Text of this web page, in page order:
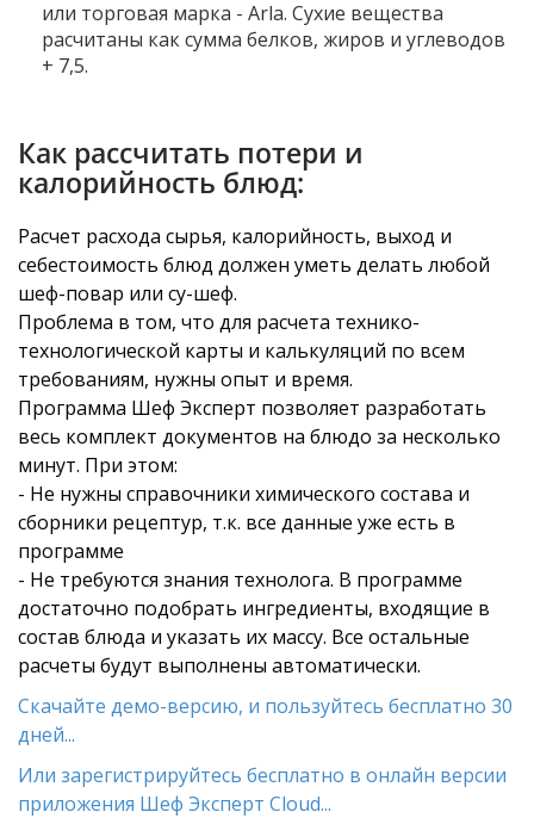
или торговая марка - Arla. Сухие вещества
расчитаны как сумма белков, жиров и углеводов
+ 7,5.
Как рассчитать потери и
калорийность блюд:
Расчет расхода сырья, калорийность, выход и
себестоимость блюд должен уметь делать любой
шеф-повар или су-шеф.
Проблема в том, что для расчета технико-
технологической карты и калькуляций по всем
требованиям, нужны опыт и время.
Программа Шеф Эксперт позволяет разработать
весь комплект документов на блюдо за несколько
минут. При этом:
- Не нужны справочники химического состава и
сборники рецептур, т.к. все данные уже есть в
программе
- Не требуются знания технолога. В программе
достаточно подобрать ингредиенты, входящие в
состав блюда и указать их массу. Все остальные
расчеты будут выполнены автоматически.
Скачайте демо-версию, и пользуйтесь бесплатно 30
дней...
Или зарегистрируйтесь бесплатно в онлайн версии
приложения Шеф Эксперт Cloud...